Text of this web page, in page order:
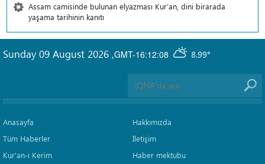
Assam camisinde bulunan elyazması Kur’an, dini birarada
yaşama tarihinin kanıtı
GMT-16:12:08 8.99°
Sunday 09 August 2026 ,
Anasayfa
Tüm Haberler
Kur'an-ı Kerim
Hakkımızda
İletişim
Haber mektubu